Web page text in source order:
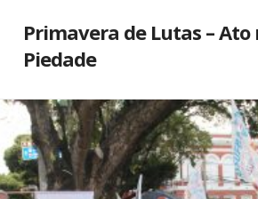
Primavera de Lutas –
Piedade